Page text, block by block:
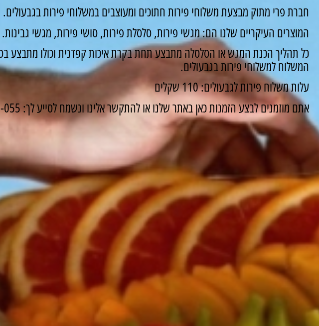
חברת פרי מתוק מבצעת משלוחי פירות חתוכים ומעוצבים במשלוחי פירות בגבעולים.
המוצרים העיקריים שלנו הם: מגשי פירות, סלסלת פירות, סושי פירות, מגשי גבינות.
כל תהליך הכנת המגש או הסלסלה מתבצע תחת בקרת איכות קפדנית וכולו מתבצע
המשלוח למשלוחי פירות בגבעולים.
עלות משלוח פירות לגבעולים: 110 שקלים
אתם מוזמנים לבצע הזמנות כאן באתר שלנו או להתקשר אלינו ונשמח לסייע לך: 03-6565-055